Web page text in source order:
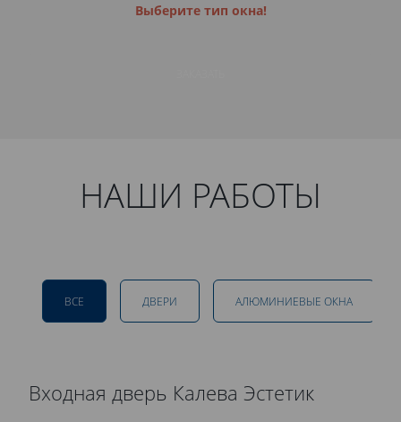
Выберите тип окна!
НАШИ РАБОТЫ
ВСЕ ДВЕРИ АЛЮМИНИЕВЫЕ ОКНА
Входная дверь Калева Эстетик